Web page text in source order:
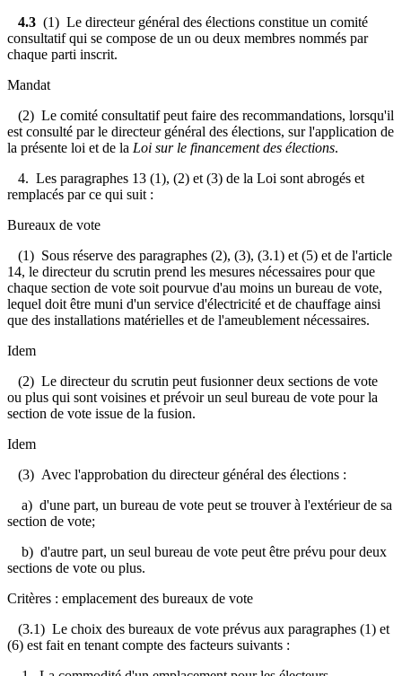
4.3 (1) Le directeur général des élections constitue un comité
consultatif qui se compose de un ou deux membres nommés par
chaque parti inscrit.
Mandat
(2) Le comité consultatif peut faire des recommandations, lorsqu'il
est consulté par le directeur général des élections, sur l'application de
la présente loi et de la Loi sur le financement des élections.
4. Les paragraphes 13 (1), (2) et (3) de la Loi sont abrogés et
remplacés par ce qui suit :
Bureaux de vote
(1) Sous réserve des paragraphes (2), (3), (3.1) et (5) et de l'article
14, le directeur du scrutin prend les mesures nécessaires pour que
chaque section de vote soit pourvue d'au moins un bureau de vote,
lequel doit être muni d'un service d'électricité et de chauffage ainsi
que des installations matérielles et de l'ameublement nécessaires.
Idem
(2) Le directeur du scrutin peut fusionner deux sections de vote
ou plus qui sont voisines et prévoir un seul bureau de vote pour la
section de vote issue de la fusion.
Idem
(3) Avec l'approbation du directeur général des élections :
a) d'une part, un bureau de vote peut se trouver à l'extérieur de sa
section de vote;
b) d'autre part, un seul bureau de vote peut être prévu pour deux
sections de vote ou plus.
Critères : emplacement des bureaux de vote
(3.1) Le choix des bureaux de vote prévus aux paragraphes (1) et
(6) est fait en tenant compte des facteurs suivants :